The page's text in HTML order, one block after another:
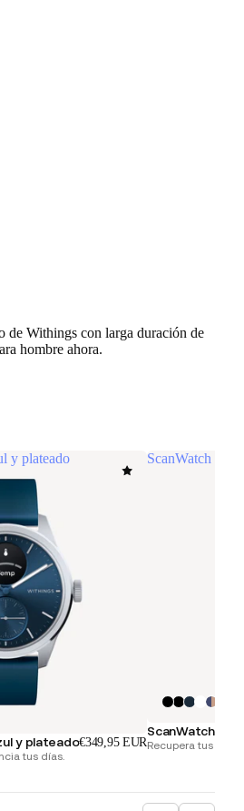
de Withings con larga duración de
hombre ahora.
y plateado
y plateado€349,95 EUR
tus días.
ScanWatch 2
ScanWatch 2
Recupera tus